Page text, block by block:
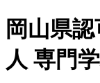
岡山県
人 専門